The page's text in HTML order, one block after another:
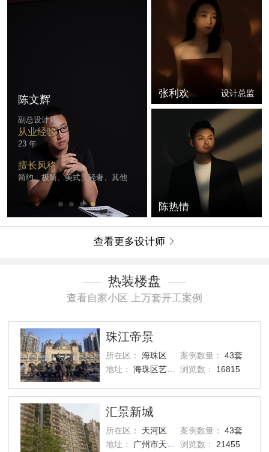
陈文辉
副总设计师
从业经验
23 年
擅长风格
简约、极简、美式、轻奢、其他
张利欢 设计总监
陈热情
查看更多设计师 
热装楼盘
查看自家小区 上万套开工案例
珠江帝景
所在区： 海珠区 案例数量：
43套
地址：
海珠区艺洲路灏景街1号 浏览数： 16815
汇景新城
所在区： 天河区 案例数量：
43套
地址：
广州市天河区汇景路五山街 浏览数： 21455